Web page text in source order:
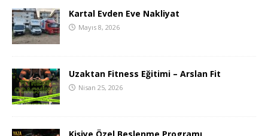
Kartal Evden Eve Nakliyat
Mayıs 8, 2026
Uzaktan Fitness Eğitimi – Arslan Fit
Nisan 25, 2026